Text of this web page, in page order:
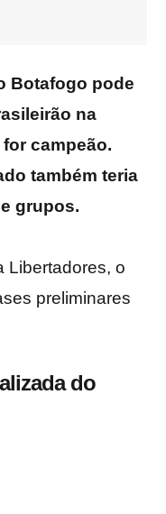
Botafogo pode
na
campeão.
também teria
grupos.
Libertadores, o
preliminares
do